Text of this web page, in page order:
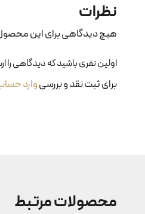
نظرات
هیچ دیدگاهی برای این
اولین نفری باشید که دیدگاهی را
برای ثبت نقد و بررسیوارد
محصولات مرتبط